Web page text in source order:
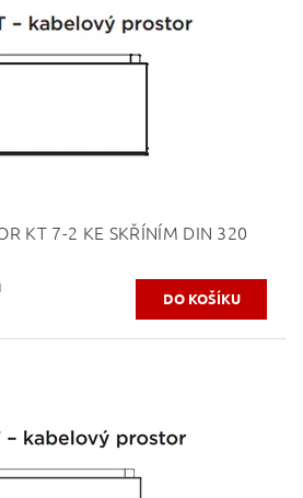
KT 7-2 KE SKŘÍNÍM DIN 320